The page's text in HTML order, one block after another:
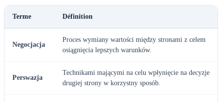
Terme Définition
Negocjacja
Proces wymiany wartości między stronami z celem
osiągnięcia lepszych warunków.
Perswazja
Technikami mającymi na celu wpłynięcie na decyzje
drugiej strony w korzystny sposób.